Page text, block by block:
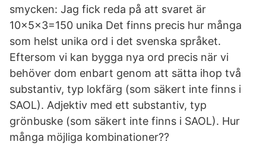
smycken: Jag fick reda på att svaret är
10×5×3=150 unika Det finns precis hur många
som helst unika ord i det svenska språket.
Eftersom vi kan bygga nya ord precis när vi
behöver dom enbart genom att sätta ihop två
substantiv, typ lokfärg (som säkert inte finns i
SAOL). Adjektiv med ett substantiv, typ
grönbuske (som säkert inte finns i SAOL). Hur
många möjliga kombinationer??